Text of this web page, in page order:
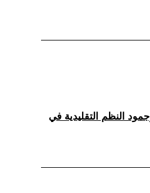
النظم التقليدية في